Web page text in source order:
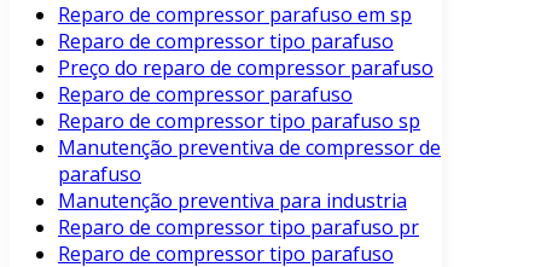
Reparo de compressor parafuso em sp
Reparo de compressor tipo parafuso
Preço do reparo de compressor parafuso
Reparo de compressor parafuso
Reparo de compressor tipo parafuso sp
Manutenção preventiva de compressor de
parafuso
Manutenção preventiva para industria
Reparo de compressor tipo parafuso pr
Reparo de compressor tipo parafuso